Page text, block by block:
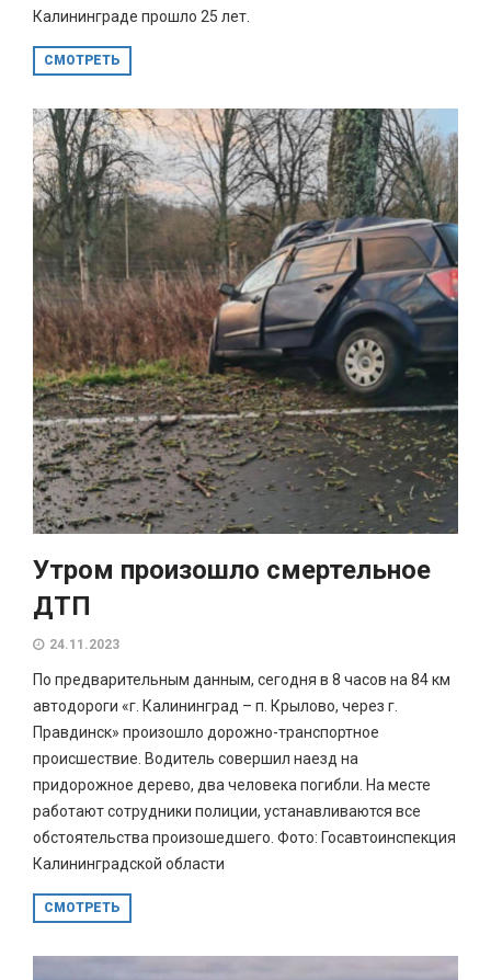
Калининграде прошло 25 лет.
СМОТРЕТЬ
Утром произошло смертельное
ДТП
24.11.2023
По предварительным данным, сегодня в 8 часов на 84 км
автодороги «г. Калининград – п. Крылово, через г.
Правдинск» произошло дорожно-транспортное
происшествие. Водитель совершил наезд на
придорожное дерево, два человека погибли. На месте
работают сотрудники полиции, устанавливаются все
обстоятельства произошедшего. Фото: Госавтоинспекция
Калининградской области
СМОТРЕТЬ